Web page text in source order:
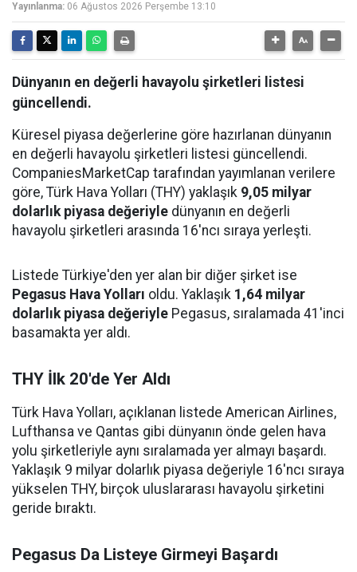
Yayınlanma: 06 Ağustos 2026 Perşembe 13:10
Dünyanın en değerli havayolu şirketleri listesi
güncellendi.
Küresel piyasa değerlerine göre hazırlanan dünyanın
en değerli havayolu şirketleri listesi güncellendi.
CompaniesMarketCap tarafından yayımlanan verilere
göre, Türk Hava Yolları (THY) yaklaşık 9,05 milyar
dolarlık piyasa değeriyle dünyanın en değerli
havayolu şirketleri arasında 16'ncı sıraya yerleşti.
Listede Türkiye'den yer alan bir diğer şirket ise
Pegasus Hava Yolları oldu. Yaklaşık 1,64 milyar
dolarlık piyasa değeriyle Pegasus, sıralamada 41'inci
basamakta yer aldı.
THY İlk 20'de Yer Aldı
Türk Hava Yolları, açıklanan listede American Airlines,
Lufthansa ve Qantas gibi dünyanın önde gelen hava
yolu şirketleriyle aynı sıralamada yer almayı başardı.
Yaklaşık 9 milyar dolarlık piyasa değeriyle 16'ncı sıraya
yükselen THY, birçok uluslararası havayolu şirketini
geride bıraktı.
Pegasus Da Listeye Girmeyi Başardı